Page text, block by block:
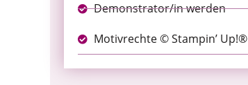
Demonstrator/in werden
Motivrechte © Stampin’ Up!®